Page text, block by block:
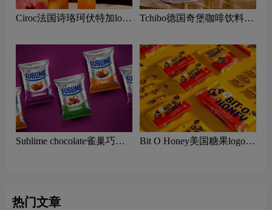
Ciroc法国诗珞珂伏特加logo
Tchibo德国奇堡咖啡饮料
念
Sublime chocolate雀巢巧克
Bit O Honey美国糖果logo含
热门文章